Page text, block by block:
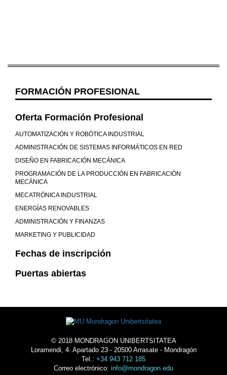
FORMACIÓN PROFESIONAL
Oferta Formación Profesional
AUTOMATIZACIÓN Y ROBÓTICA INDUSTRIAL
ADMINISTRACIÓN DE SISTEMAS INFORMÁTICOS EN RED
DISEÑO EN FABRICACIÓN MECÁNICA
PROGRAMACIÓN DE LA PRODUCCIÓN EN FABRICACIÓN
MECÁNICA
MECATRÓNICA INDUSTRIAL
ENERGÍAS RENOVABLES
ADMINISTRACIÓN Y FINANZAS
MARKETING Y PUBLICIDAD
Fechas de inscripción
Puertas abiertas
© 2018 MONDRAGON UNIBERTSITATEA
Loramendi, 4. Apartado 23 - 20500 Arrasate - Mondragón
Tel.: +34 943 712 185
Correo electrónico: info@mondragon.edu